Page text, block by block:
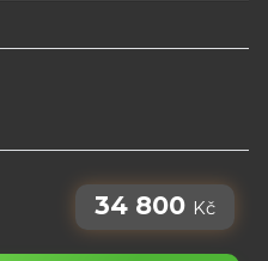
34 800 Kč